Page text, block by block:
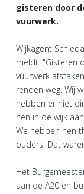
gisteren door
vuurwerk.
Wijkagent
meldt: "Gisteren
vuurwerk
renden weg. Wij
hebben er niet
hen in de wijk
We hebben hen
ouders. Dat
Het
aan de A20 en